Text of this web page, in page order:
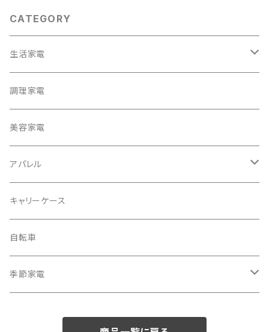
CATEGORY
生活家電
テレビ
冷蔵庫・冷凍庫
洗濯機
掃除機
電動モップ
カーペットクリーナー
AV機器
シュレッダー
調理家電
美容家電
アパレル
バッグ
メンズ
レディース
キャリーケース
自転車
季節家電